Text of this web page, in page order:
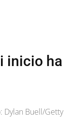
inicio ha
Dylan Buell/Getty